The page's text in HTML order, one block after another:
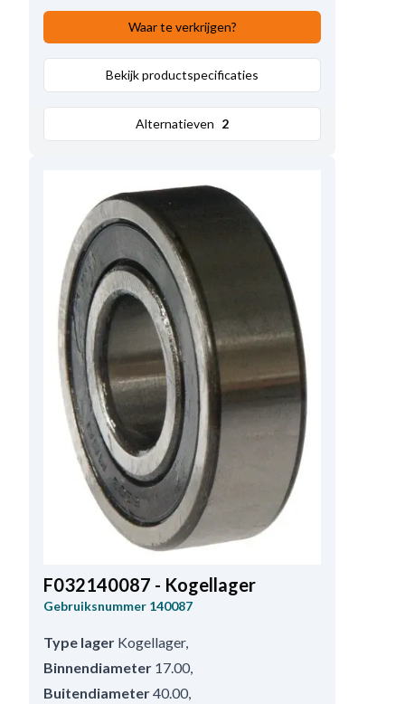
Waar te verkrijgen?
Bekijk productspecificaties
Alternatieven 2
F032140087 - Kogellager
Gebruiksnummer 140087
Type lager Kogellager,
Binnendiameter 17.00,
Buitendiameter40.00,